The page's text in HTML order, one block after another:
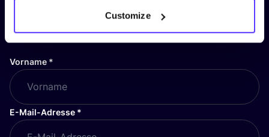
Customize
Abonniere unseren Newsletter
und bleibe auf dem Laufenden!
Vorname *
E-Mail-Adresse *